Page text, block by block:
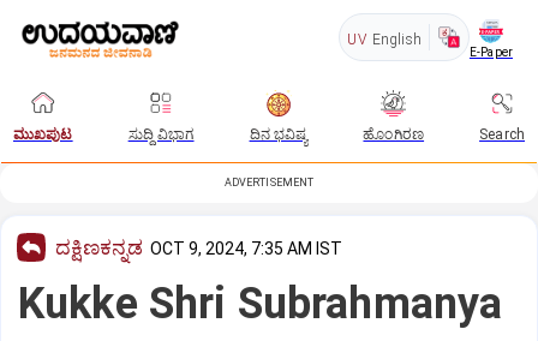
UV English
E-Paper
ಮುಖಪುಟ ಸುದ್ದಿ ವಿಭಾಗ ದಿನ ಭವಿಷ್ಯ ಹೊಂಗಿರಣ Search
ADVERTISEMENT
ದಕ್ಷಿಣಕನ್ನಡ OCT 9, 2024, 7:35 AM IST
Kukke Shri Subrahmanya